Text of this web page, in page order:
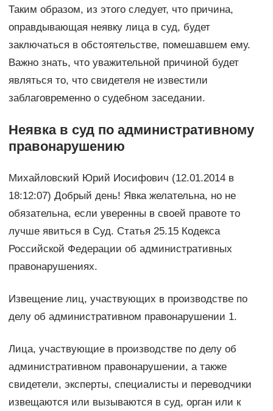
Таким образом, из этого следует, что причина,
оправдывающая неявку лица в суд, будет
заключаться в обстоятельстве, помешавшем ему.
Важно знать, что уважительной причиной будет
являться то, что свидетеля не известили
заблаговременно о судебном заседании.
Неявка в суд по административному
правонарушению
Михайловский Юрий Иосифович (12.01.2014 в
18:12:07) Добрый день! Явка желательна, но не
обязательна, если уверенны в своей правоте то
лучше явиться в Суд. Статья 25.15 Кодекса
Российской Федерации об административных
правонарушениях.
Извещение лиц, участвующих в производстве по
делу об административном правонарушении 1.
Лица, участвующие в производстве по делу об
административном правонарушении, а также
свидетели, эксперты, специалисты и переводчики
извещаются или вызываются в суд, орган или к